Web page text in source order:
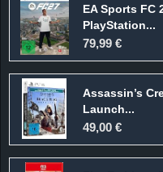
EA Sports FC
PlayStation...
79,99 €
Assassin’s
Launch...
49,00 €